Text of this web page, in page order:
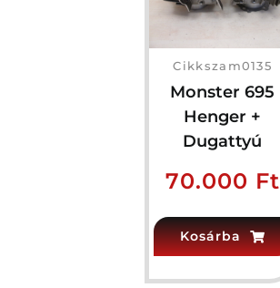
Cikkszam0135
Monster 695
Henger +
Dugattyú
70.000 Ft
Kosárba